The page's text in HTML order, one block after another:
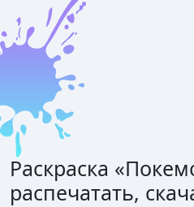
Раскраска «
распечатать,